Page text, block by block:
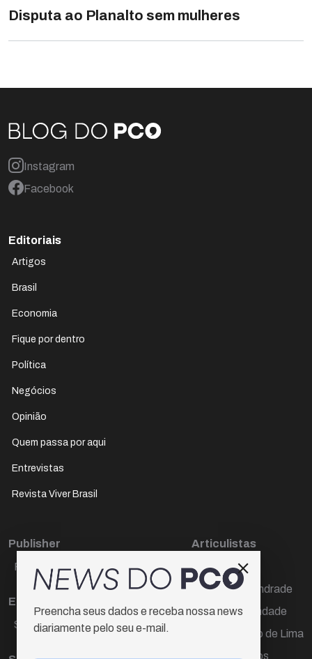
Disputa ao Planalto sem mulheres
Instagram
Facebook
Editoriais
Artigos
Brasil
Economia
Fique por dentro
Política
Negócios
Opinião
Quem passa por aqui
Entrevistas
Revista Viver Brasil
Publisher
Paulo Cesar de Oliveira
Editora Chefe
Sueli Cotta
Articulistas
Décio Freire
Dr Marcos Andrade
Hamilton Trindade
Igor Carvalho de Lima
Mario Campos
Preencha seus dados e receba nossa news
diariamente pelo seu e-mail.